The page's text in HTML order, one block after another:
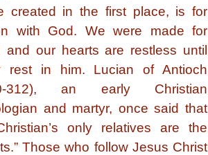
created in the first place, is for
with God. We were made for
and our hearts are restless until
rest in him. Lucian of Antioch
312), an early Christian
and martyr, once said that
only relatives are the
Those who follow Jesus Christ